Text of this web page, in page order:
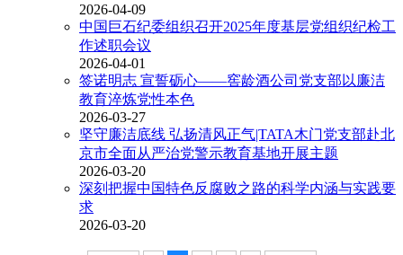
2026-04-09
中国巨石纪委组织召开2025年度基层党组织纪检工
作述职会议
2026-04-01
签诺明志 宣誓砺心——窖龄酒公司党支部以廉洁
教育淬炼党性本色
2026-03-27
坚守廉洁底线 弘扬清风正气|TATA木门党支部赴北
京市全面从严治党警示教育基地开展主题
2026-03-20
深刻把握中国特色反腐败之路的科学内涵与实践要
求
2026-03-20